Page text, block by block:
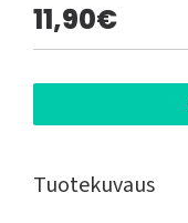
11,90€
Tuotekuvaus